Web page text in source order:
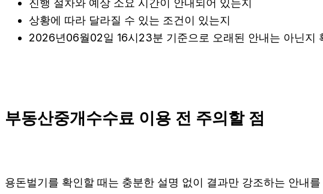
진행 절차와 예상 소요 시간이 안내되어 있는지
상황에 따라 달라질 수 있는 조건이 있는지
2026년06월02일 16시23분 기준으로 오래된 안내는 아닌지
부동산중개수수료 이용 전 주의할 점
용돈벌기를 확인할 때는 충분한 설명 없이 결과만 강조하는 안내